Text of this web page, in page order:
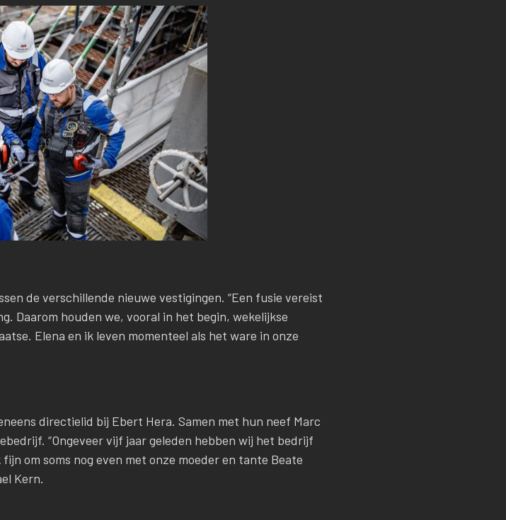
de verschillende nieuwe vestigingen. “Een fusie vereist
Daarom houden we, vooral in het begin, wekelijkse
Elena en ik leven momenteel als het ware in onze
directielid bij Ebert Hera. Samen met hun neef Marc
“Ongeveer vijf jaar geleden hebben wij het bedrijf
om soms nog even met onze moeder en tante Beate
Kern.